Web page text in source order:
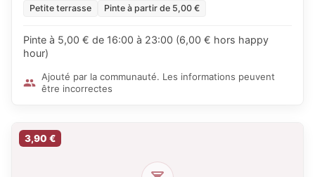
Petite terrasse Pinte à partir de 5,00 €
Pinte à 5,00 € de 16:00 à 23:00 (6,00 € hors happy
hour)
Ajouté par la communauté. Les informations peuvent
être incorrectes
3,90 €